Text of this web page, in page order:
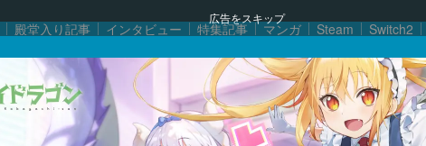
広告をスキップ
殿堂入り記事 インタビュー 特集記事 マンガ Steam Switch2